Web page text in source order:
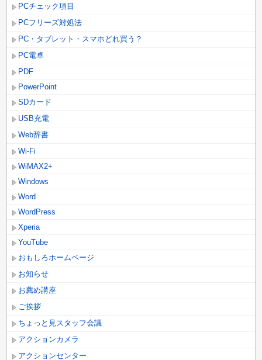
PCチェック項目
PCフリーズ対処法
PC・タブレット・スマホどれ買う？
PC電卓
PDF
PowerPoint
SDカード
USB充電
Web辞書
Wi-Fi
WiMAX2+
Windows
Word
WordPress
Xperia
YouTube
おもしろホームページ
お知らせ
お薦め講座
ご挨拶
ちょっと見スタッフ会議
アクションカメラ
アクションセンター